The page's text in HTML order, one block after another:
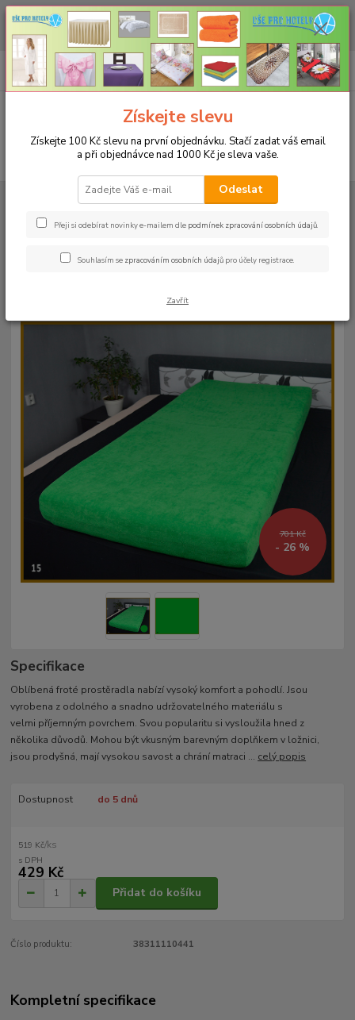
CHCETE NAKOUPIT VĚTŠÍ MNOŽSTVÍ NAŠICH PRODUKTŮ ZA LEPŠÍ
CENU? Klikněte ZDE
CZK
+420 773 794 023
Pondělí-pátek 9-16 hodin
0ks
za0 Kč
PROSTĚRADLA
Froté prostěradla s gumou - 190g/m2 - 45 barev
15 tmavě zelená
Froté prostěradlo 200x220cm -
701 Kč
- 26 %
Specifikace
Oblíbená froté prostěradla nabízí vysoký komfort a pohodlí. Jsou
vyrobena z odolného a snadno udržovatelného materiálu s
velmi příjemným povrchem. Svou popularitu si vysloužila hned z
několika důvodů. Mohou být vkusným barevným doplňkem v ložnici,
jsou prodyšná, mají vysokou savost a chrání matraci ... celý popis
Dostupnost do 5 dnů
519 Kč/ks
429 Kč
Přidat do košíku
Číslo produktu: 38311110441
Kompletní specifikace
Získejte slevu
Získejte 100 Kč slevu na první objednávku. Stačí zadat váš email
a při objednávce nad 1000 Kč je sleva vaše.
Odeslat
Přeji si odebírat novinky e-mailem dle podmínek zpracování osobních údajů.
Souhlasím se zpracováním osobních údajů pro účely registrace.
Zavřít